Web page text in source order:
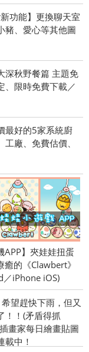
新功能】更換聊天室
豬、愛心等其他圖
深秋野餐篇 主題免
、限時免費下載／
最好的5家系統廚
廠、免費估價、
APP】夾娃娃扭蛋
癒的《Clawbert》
iPhone iOS)
望趕快下雨，但又
！！(矛盾得抓
畫家每日繪畫貼圖
載中！